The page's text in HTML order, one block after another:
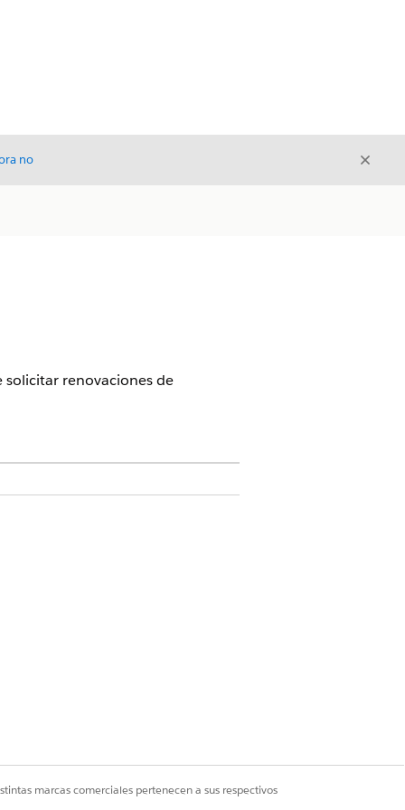
no Cerrar
renovaciones de
de dominio o tipos de certificado
SSL para evitar la interrupción
marcas comerciales pertenecen a sus respectivos